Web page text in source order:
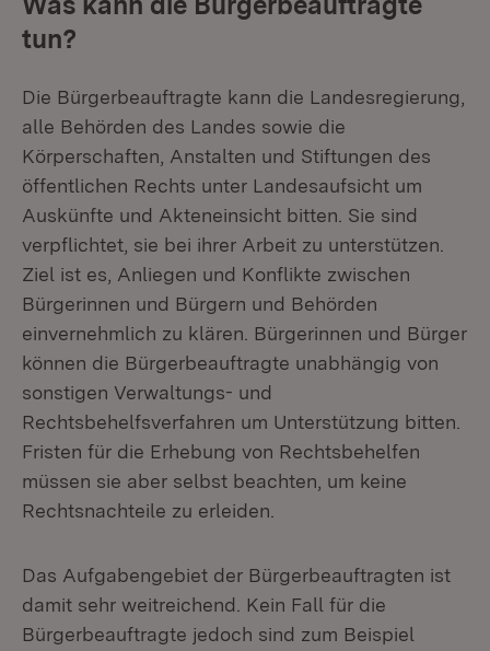
tun?
Die Bürgerbeauftragte kann die Landesregierung,
alle Behörden des Landes sowie die
Körperschaften, Anstalten und Stiftungen des
öffentlichen Rechts unter Landesaufsicht um
Auskünfte und Akteneinsicht bitten. Sie sind
verpflichtet, sie bei ihrer Arbeit zu unterstützen.
Ziel ist es, Anliegen und Konflikte zwischen
Bürgerinnen und Bürgern und Behörden
einvernehmlich zu klären. Bürgerinnen und Bürger
können die Bürgerbeauftragte unabhängig von
sonstigen Verwaltungs- und
Rechtsbehelfsverfahren um Unterstützung bitten.
Fristen für die Erhebung von Rechtsbehelfen
müssen sie aber selbst beachten, um keine
Rechtsnachteile zu erleiden.
Das Aufgabengebiet der Bürgerbeauftragten ist
damit sehr weitreichend. Kein Fall für die
Bürgerbeauftragte jedoch sind zum Beispiel